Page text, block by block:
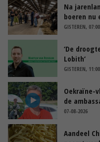
Na
boeren nu
GISTEREN, 07:00
‘De
Lobith’
GISTEREN, 11:00
Oekraïne-
de
07-08-2026
Aandeel